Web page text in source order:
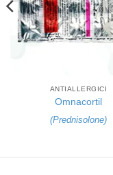
ANTIALLERGICI
Omnacortil
(Prednisolone)